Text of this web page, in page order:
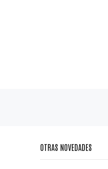
OTRAS NOVEDADES